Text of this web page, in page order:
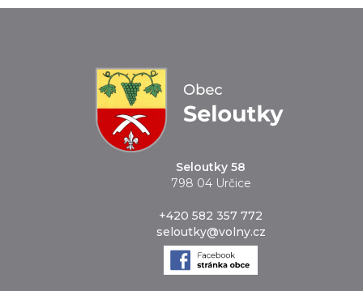
Seloutky 58
798 04 Určice
+420 582 357 772
seloutky@volny.cz